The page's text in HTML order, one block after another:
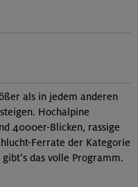
als in jedem anderen
Hochalpine
4000er-Blicken, rassige
Ferrate der Kategorie
das volle Programm.